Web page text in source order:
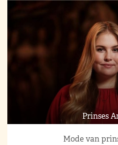
Prinses
Mode van